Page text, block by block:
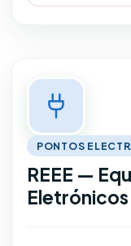
PONTOS
REEE —
Eletrónicos